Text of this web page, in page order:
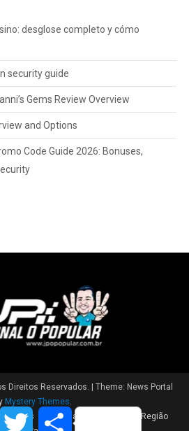
desglose completo y cómo
security guide
Gems Review Overview
and Options
Code Guide 2026: Bonuses,
Direitos Reservados. | Theme: News Portal
Mystery Themes.
Polícia
Região
Twitter Share